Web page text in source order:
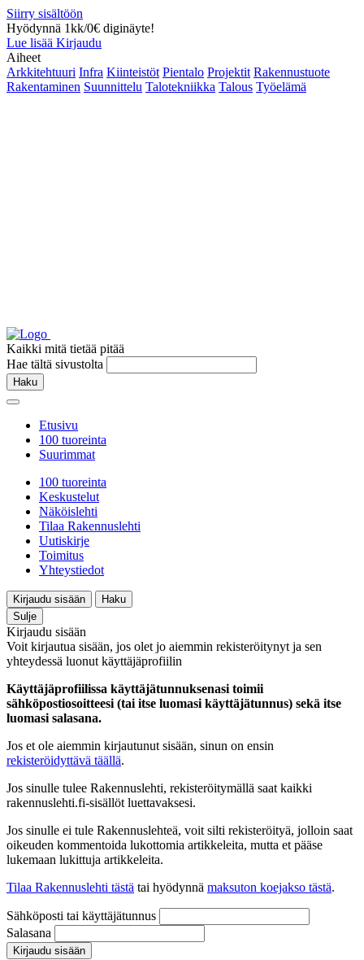
Siirry sisältöön
Hyödynnä 1kk/0€ diginäyte!
Lue lisää Kirjaudu
Aiheet
Arkkitehtuuri Infra Kiinteistöt Pientalo Projektit Rakennustuote
Rakentaminen Suunnittelu Talotekniikka Talous Työelämä
Kaikki mitä tietää pitää
Hae tältä sivustolta
Haku
Etusivu
100 tuoreinta
Suurimmat
100 tuoreinta
Keskustelut
Näköislehti
Tilaa Rakennuslehti
Uutiskirje
Toimitus
Yhteystiedot
Kirjaudu sisään
Haku
Sulje
Kirjaudu sisään
Voit kirjautua sisään, jos olet jo aiemmin rekisteröitynyt ja sen
yhteydessä luonut käyttäjäprofiilin
Käyttäjäprofiilissa käyttäjätunnuksenasi toimii
sähköpostiosoitteesi (tai itse luomasi käyttäjätunnus) sekä itse
luomasi salasana.
Jos et ole aiemmin kirjautunut sisään, sinun on ensin
rekisteröidyttävä täällä.
Jos sinulle tulee Rakennuslehti, rekisteröitymällä saat kaikki
rakennuslehti.fi-sisällöt luettavaksesi.
Jos sinulle ei tule Rakennuslehteä, voit silti rekisteröityä, jolloin saat
oikeuden kommentoida lukottomia artikkeleita, mutta et pääse
lukemaan lukittuja artikkeleita.
Tilaa Rakennuslehti tästä tai hyödynnä maksuton koejakso tästä.
Sähköposti tai käyttäjätunnus
Salasana
Kirjaudu sisään